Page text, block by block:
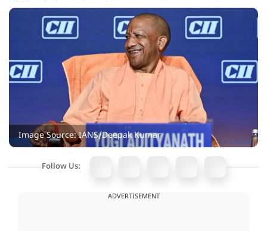
Image Source: IANS/Deepak Kumar
Follow Us:
ADVERTISEMENT